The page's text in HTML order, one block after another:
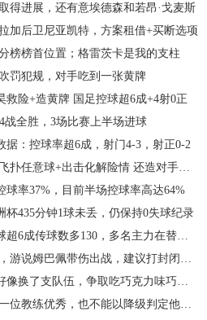
得进展，还有意埃德森和若昂·戈麦斯
加后卫尼亚凯特，方案租借+买断选项
榜榜首位置；格雷茨卡是我的支柱
罚犯规，对手吃到一张黄牌
救险+造黄牌 国足控球超6成+4射0正
战全胜，3场比赛上半场进球
据：控球率超6成，射门4-3，射正0-2
任意球+出击化解险情 还造对手一黄
球率37%，目前半场控球率高达64%
杯435分钟1球未丢，仍保持0失球纪录
6成传球数多130，多名主力在替补席
说姆巴佩带伤出战，建议打封闭被拒
换了支队伍，争取吃巧克力味巧克力
教练优秀，也不能以降级判定他糟糕